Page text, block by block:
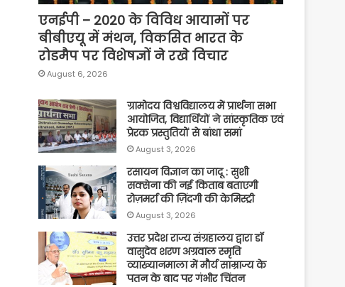
एनईपी – 2020 के विविध आयामों पर
बीबीएयू में मंथन, विकसित भारत के
रोडमैप पर विशेषज्ञों ने रखे विचार
August 6, 2026
ग्रामोदय विश्वविद्यालय में प्रार्थना सभा
आयोजित, विद्यार्थियों ने सांस्कृतिक एवं
प्रेरक प्रस्तुतियों से बांधा समां
August 3, 2026
रसायन विज्ञान का जादू : सुशी
सक्सेना की नई किताब बताएगी
रोज़मर्रा की ज़िंदगी की केमिस्ट्री
August 3, 2026
उत्तर प्रदेश राज्य संग्रहालय द्वारा डॉ
वासुदेव शरण अग्रवाल स्मृति
व्याख्यानमाला में मौर्य साम्राज्य के
पतन के बाद पर गंभीर चिंतन